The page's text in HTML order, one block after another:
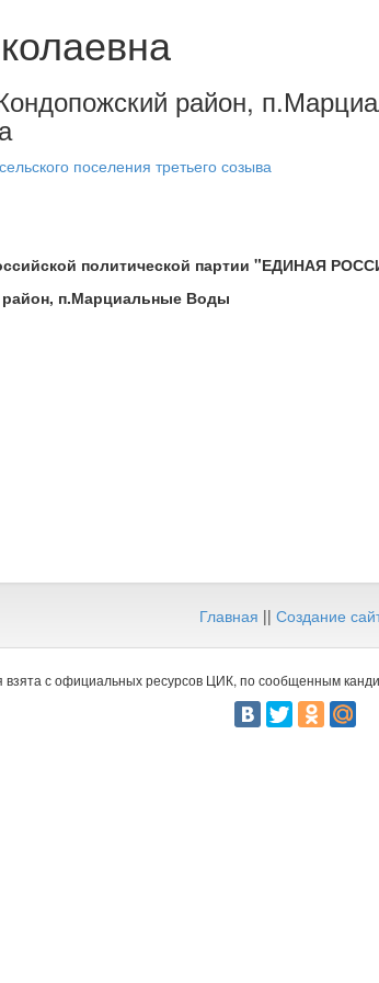
район,
поселения третьего созыва
политической партии "ЕДИНАЯ
район, п.Марциальные Воды
Главная || Создание
с официальных ресурсов ЦИК, по сообщенным